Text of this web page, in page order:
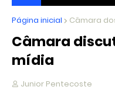
JORNALISMO
CRÍTICO
Página inicial Câmara
Câmara
mídia
Junior Pentecoste